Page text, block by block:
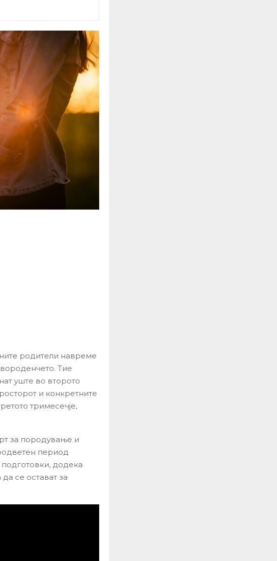
родители навреме
Тие
уште во второто
и конкретните
тримесечје,
за породување и
период
додека
се остават за